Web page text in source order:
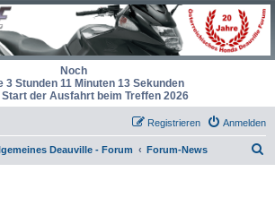
Noch
3 Stunden 11 Minuten 12 Sekunden
Start der Ausfahrt beim Treffen 2026
Anmelden
Registrieren
Deauville - Forum Forum-News